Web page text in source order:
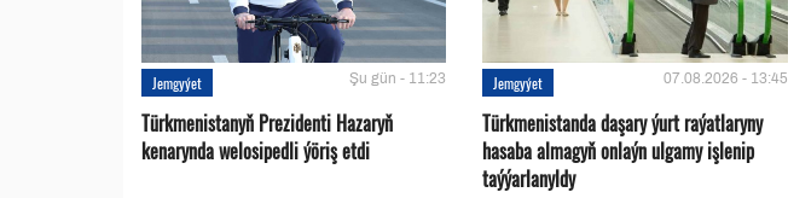
Jemgyýet Şu gün - 11:23
Türkmenistanyň Prezidenti Hazaryň
kenarynda welosipedli ýöriş etdi
Jemgyýet 07.08.2026 - 13:45
Türkmenistanda daşary ýurt raýatlaryny
hasaba almagyň onlaýn ulgamy işlenip
taýýarlanyldy